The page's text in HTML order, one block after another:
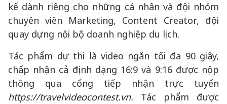
kế dành riêng cho những cá nhân và đội nhóm
chuyên viên Marketing, Content Creator, đội
quay dựng nội bộ doanh nghiệp du lịch.
Tác phẩm dự thi là video ngắn tối đa 90 giây,
chấp nhận cả định dạng 16:9 và 9:16 được nộp
thông qua cổng tiếp nhận trực tuyến
https://travelvideocontest.vn. Tác phẩm được